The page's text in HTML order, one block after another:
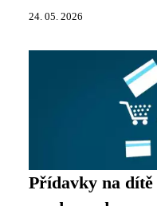
24. 05. 2026
Přídavky na